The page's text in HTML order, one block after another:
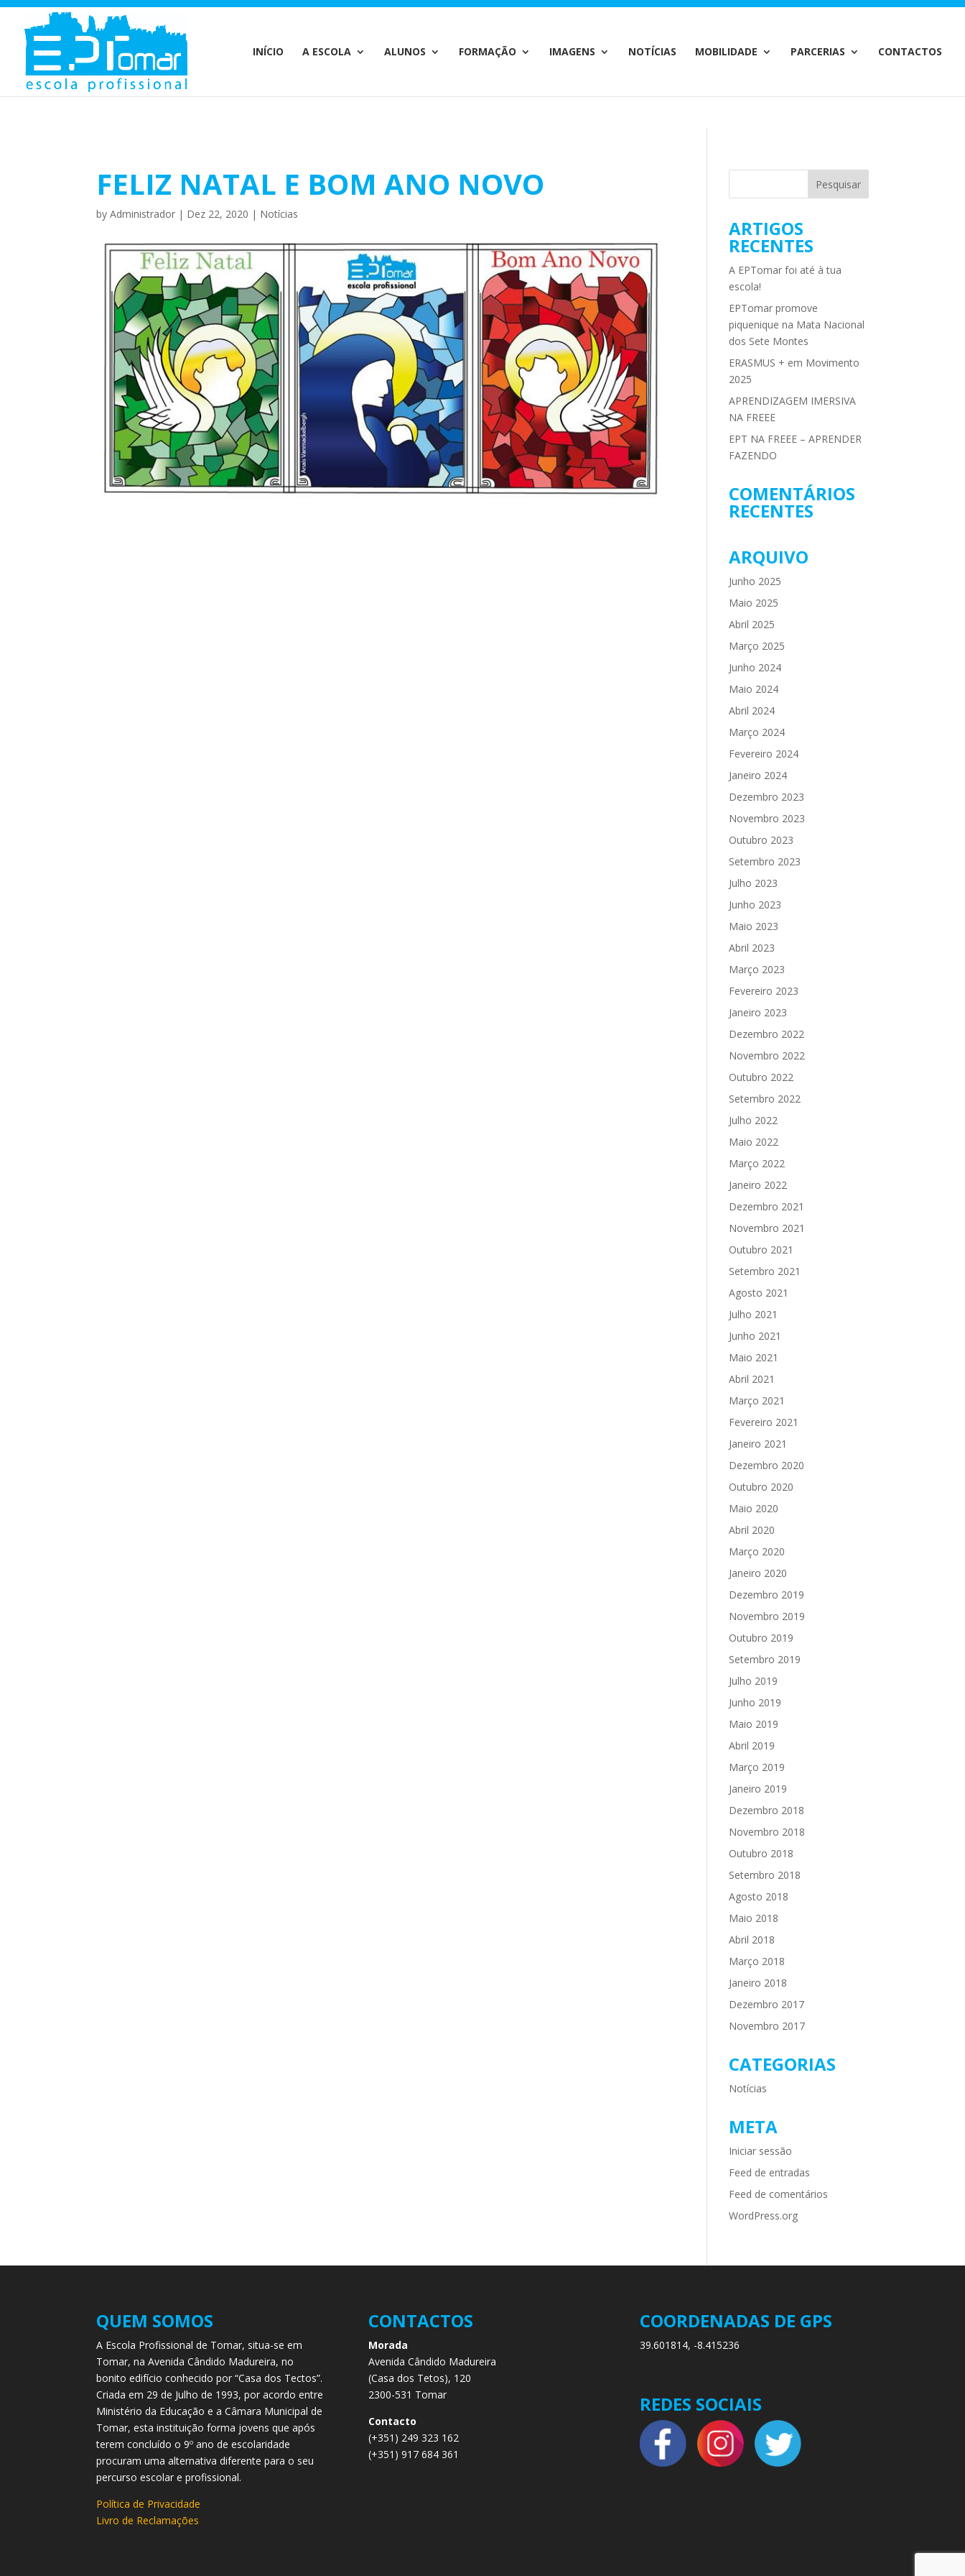
Warning: Undefined array key 1 in/home/escolaprofission/public_html/wp-content/plugins/wp-private-content-pro/lib/Drewm/MailChimp.php
INÍCIO
A ESCOLA ALUNOS FORMAÇÃO IMAGENS NOTÍCIAS MOBILIDADE PARCERIAS CONTACTOS
FELIZ NATAL E BOM ANO NOVO
byAdministrador | Dez 22, 2020 | Notícias
ARTIGOS
RECENTES
A EPTomar foi até à tua
escola!
EPTomar promove
piquenique na Mata Nacional
dos Sete Montes
ERASMUS + em Movimento
2025
APRENDIZAGEM IMERSIVA
NA FREEE
EPT NA FREEE – APRENDER
FAZENDO
COMENTÁRIOS
RECENTES
ARQUIVO
Junho 2025
Maio 2025
Abril 2025
Março 2025
Junho 2024
Maio 2024
Abril 2024
Março 2024
Fevereiro 2024
Janeiro 2024
Dezembro 2023
Novembro 2023
Outubro 2023
Setembro 2023
Julho 2023
Junho 2023
Maio 2023
Abril 2023
Março 2023
Fevereiro 2023
Janeiro 2023
Dezembro 2022
Novembro 2022
Outubro 2022
Setembro 2022
Julho 2022
Maio 2022
Março 2022
Janeiro 2022
Dezembro 2021
Novembro 2021
Outubro 2021
Setembro 2021
Agosto 2021
Julho 2021
Junho 2021
Maio 2021
Abril 2021
Março 2021
Fevereiro 2021
Janeiro 2021
Dezembro 2020
Outubro 2020
Maio 2020
Abril 2020
Março 2020
Janeiro 2020
Dezembro 2019
Novembro 2019
Outubro 2019
Setembro 2019
Julho 2019
Junho 2019
Maio 2019
Abril 2019
Março 2019
Janeiro 2019
Dezembro 2018
Novembro 2018
Outubro 2018
Setembro 2018
Agosto 2018
Maio 2018
Abril 2018
Março 2018
Janeiro 2018
Dezembro 2017
Novembro 2017
CATEGORIAS
Notícias
META
Iniciar sessão
Feed de entradas
Feed de comentários
WordPress.org
QUEM SOMOS
A Escola Profissional de Tomar, situa-se em
Tomar, na Avenida Cândido Madureira, no
bonito edifício conhecido por “Casa dos Tectos”.
Criada em 29 de Julho de 1993, por acordo entre
Ministério da Educação e a Câmara Municipal de
Tomar, esta instituição forma jovens que após
terem concluído o 9º ano de escolaridade
procuram uma alternativa diferente para o seu
percurso escolar e profissional.
Política de Privacidade
Livro de Reclamações
CONTACTOS
Morada
Avenida Cândido Madureira
(Casa dos Tetos), 120
2300-531 Tomar
Contacto
(+351) 249 323 162
(+351) 917 684 361
COORDENADAS DE GPS
39.601814, -8.415236
REDES SOCIAIS